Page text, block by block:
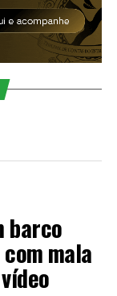
barco
mala